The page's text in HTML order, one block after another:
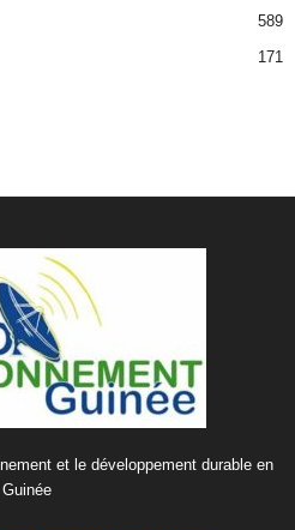
589
171
et le développement durable en
Guinée